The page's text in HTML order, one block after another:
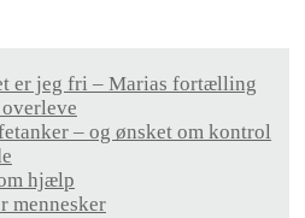
er jeg fri – Marias fortælling
– og ønsket om kontrol
hjælp
mennesker